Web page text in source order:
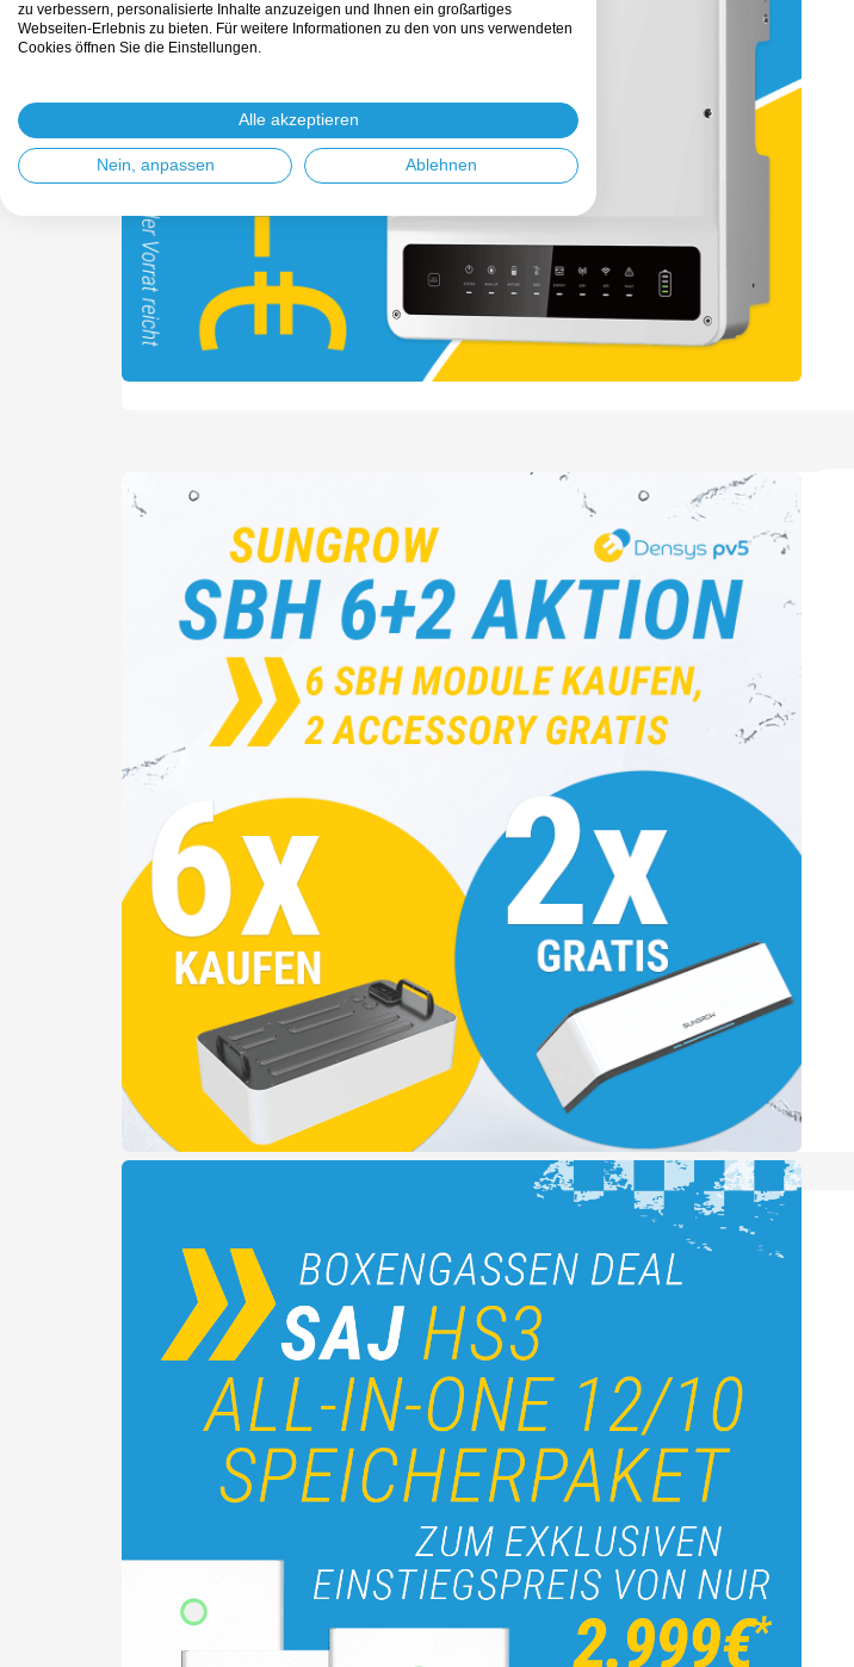
zu verbessern, personalisierte Inhalte anzuzeigen und Ihnen ein großartiges
Webseiten-Erlebnis zu bieten. Für weitere Informationen zu den von uns verwendeten
Cookies öffnen Sie die Einstellungen.
Alle akzeptieren
Nein, anpassen Ablehnen